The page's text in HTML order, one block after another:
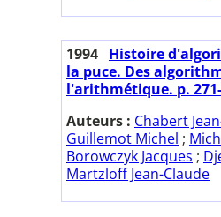
1994 Histoire
la puce. Des
l'arithmétique. p.
Auteurs : Chabert
Guillemot Michel ;
Borowczyk Jacques ;
Martzloff Jean-Claude